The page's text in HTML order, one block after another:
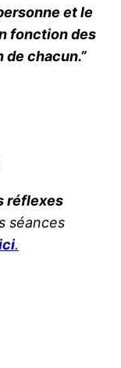
et le
fonction des
chacun.”
réflexes
séances
.